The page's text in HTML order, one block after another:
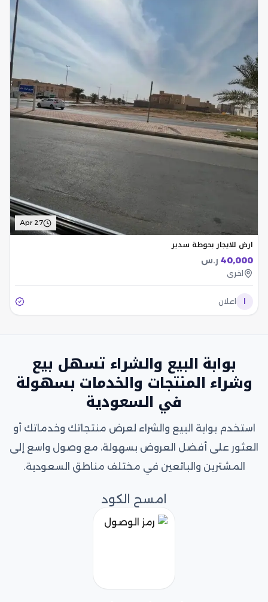
Apr 27
ارض للايجار بحوطة سدير
40,000 ر.س
اخرى
اعلان
بوابة البيع والشراء تسهل بيع
وشراء المنتجات والخدمات بسهولة
في السعودية
استخدم بوابة البيع والشراء لعرض منتجاتك وخدماتك أو
العثور على أفضل العروض بسهولة، مع وصول واسع إلى
المشترين والبائعين في مختلف مناطق السعودية.
امسح الكود